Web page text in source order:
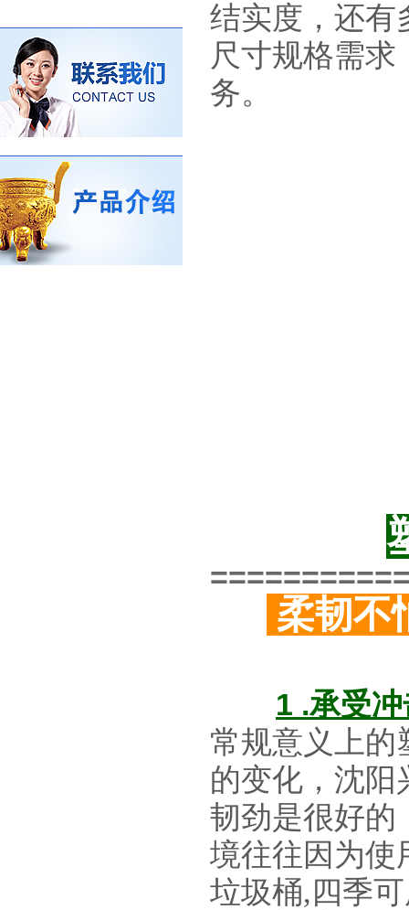
结实度，还有
尺寸规格需
务。
柔韧不
1 .承受
常规意义上的
的变化，沈阳
韧劲是很好的
境往往因为使
垃圾桶,四季